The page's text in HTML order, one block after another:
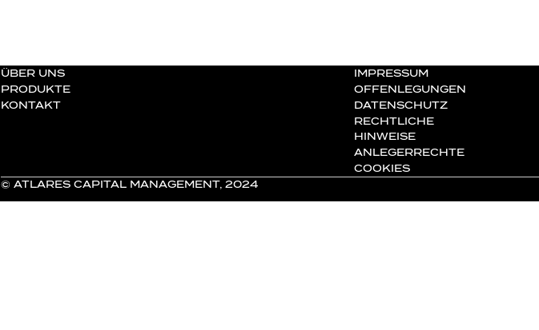
ÜBER UNS
PRODUKTE
KONTAKT
IMPRESSUM
OFFENLEGUNGEN
DATENSCHUTZ
RECHTLICHE
HINWEISE
ANLEGERRECHTE
COOKIES
© ATLARES CAPITAL MANAGEMENT, 2024